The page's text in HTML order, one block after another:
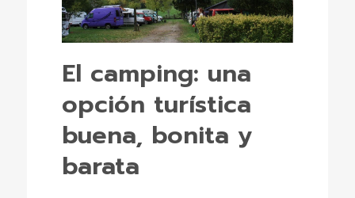
El camping: una
opción turística
buena, bonita y
barata